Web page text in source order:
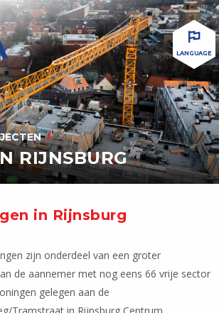
LANGUAGE
RIJNSBURG
in Rijnsburg
zijn onderdeel van een groter
de aannemer met nog eens 66 vrije sector
gelegen aan de